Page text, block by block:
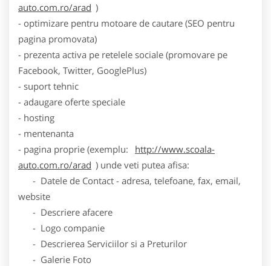
auto.com.ro/arad )
- optimizare pentru motoare de cautare (SEO pentru
pagina promovata)
- prezenta activa pe retelele sociale (promovare pe
Facebook, Twitter, GooglePlus)
- suport tehnic
- adaugare oferte speciale
- hosting
- mentenanta
- pagina proprie (exemplu:
http://www.scoala-
auto.com.ro/arad ) unde veti putea afisa:
- Datele de Contact - adresa, telefoane, fax, email,
website
- Descriere afacere
- Logo companie
- Descrierea Serviciilor si a Preturilor
- Galerie Foto